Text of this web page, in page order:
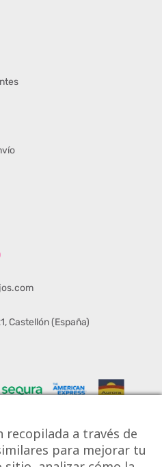
Castellón (España)
recopilada a través de
para mejorar tu